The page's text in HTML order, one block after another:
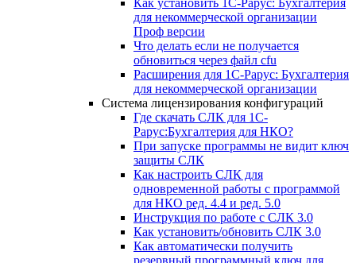
для некоммерческой организации
Проф версии
Что делать если не получается
обновиться через файл cfu
Расширения для 1С-Рарус: Бухгалтерия
для некоммерческой организации
Система лицензирования конфигураций
Где скачать СЛК для 1С-
Рарус:Бухгалтерия для НКО?
При запуске программы не видит ключ
защиты СЛК
Как настроить СЛК для
одновременной работы с программой
для НКО ред. 4.4 и ред. 5.0
Инструкция по работе с СЛК 3.0
Как установить/обновить СЛК 3.0
Как автоматически получить
резервный программный ключ для